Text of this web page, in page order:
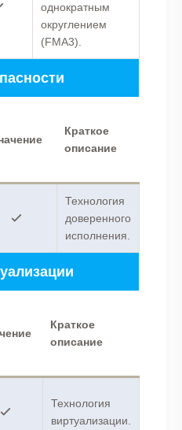
однократным
округлением
(FMA3).
Краткое
описание
Технология
доверенного
исполнения.
Краткое
описание
Технология
виртуализации.